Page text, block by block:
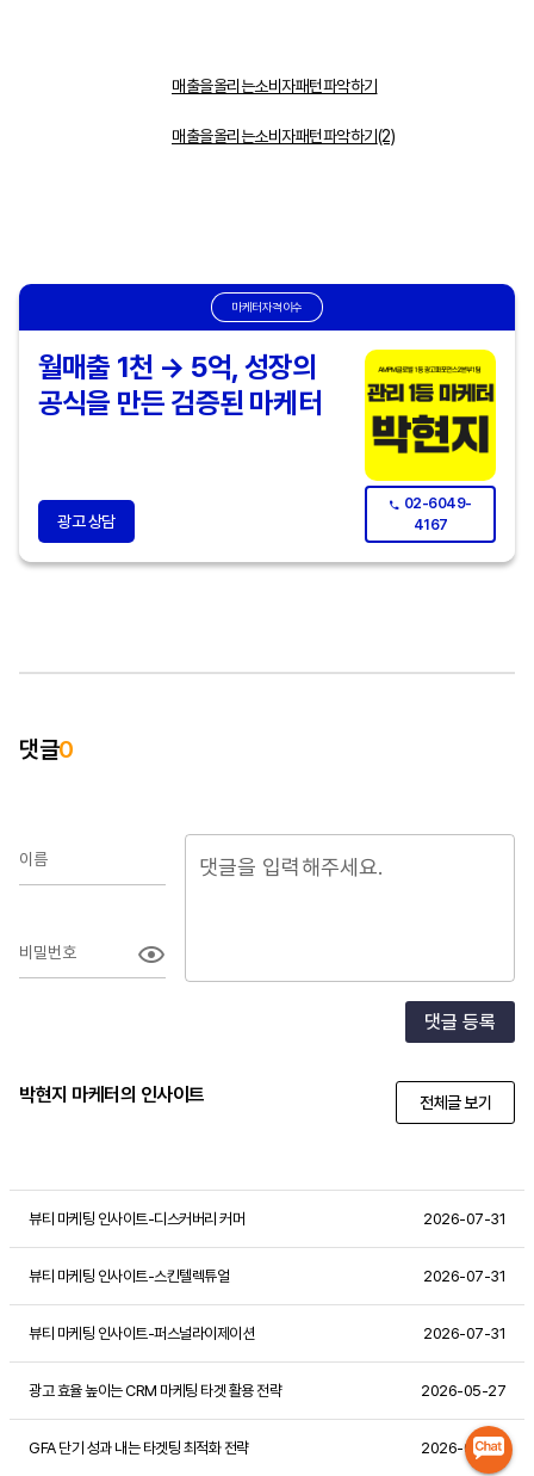
매출을올리는소비자패턴파악하기
매출을올리는소비자패턴파악하기 (2)
마케터자격이수
월매출 1천 → 5억, 성장의
공식을 만든 검증된 마케터
광고 상담
02-6049-
4167
댓글0
이름
비밀번호
댓글 등록
박현지 마케터의 인사이트 전체글 보기
뷰티 마케팅 인사이트-디스커버리 커머 2026-07-31
뷰티 마케팅 인사이트-스킨텔렉튜얼 2026-07-31
뷰티 마케팅 인사이트-퍼스널라이제이션 2026-07-31
광고 효율 높이는 CRM 마케팅 타겟 활용 전략 2026-05-27
GFA 단기 성과 내는 타겟팅 최적화 전략 2026-05-27